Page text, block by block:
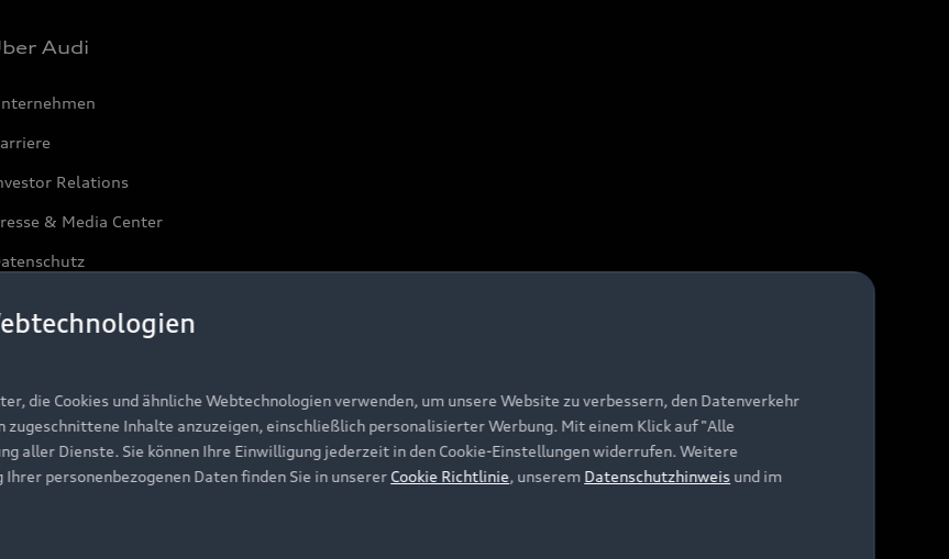
Audi
Relations
& Media Center
die Cookies und ähnliche Webtechnologien verwenden, um unsere Website zu verbessern, den Datenverkehr
zugeschnittene Inhalte anzuzeigen, einschließlich personalisierter Werbung. Mit einem Klick auf "Alle
aller Dienste. Sie können Ihre Einwilligung jederzeit in den Cookie-Einstellungen widerrufen. Weitere
personenbezogenen Daten finden Sie in unserer Cookie Richtlinie, unserem Datenschutzhinweis und im